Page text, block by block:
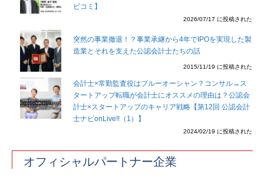
ビコミ】
2026/07/17 に投稿された
突然の事業撤退！？事業承継から4年でIPOを実現した製
造業とそれを支えた公認会計士たちの話
2015/11/19 に投稿された
会計士×常勤監査役はブルーオーシャン？コンサル→ス
タートアップ転職が会計士にオススメの理由は？公認会
計士×スタートアップのキャリア戦略【第12回 公認会計
士ナビonLive!!（1）】
2024/02/19 に投稿された
オフィシャルパートナー企業